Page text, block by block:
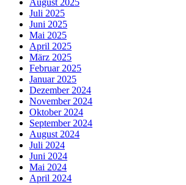
Juli 2025
Juni 2025
Mai 2025
April 2025
März 2025
Februar 2025
Januar 2025
Dezember 2024
November 2024
Oktober 2024
September 2024
August 2024
Juli 2024
Juni 2024
Mai 2024
April 2024